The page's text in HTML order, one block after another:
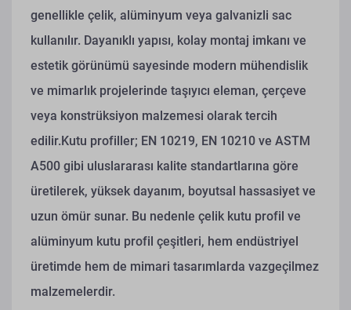
genellikle çelik, alüminyum veya galvanizli sac
kullanılır. Dayanıklı yapısı, kolay montaj imkanı ve
estetik görünümü sayesinde modern mühendislik
ve mimarlık projelerinde taşıyıcı eleman, çerçeve
veya konstrüksiyon malzemesi olarak tercih
edilir. Kutu profiller; EN 10219, EN 10210 ve ASTM
A500 gibi uluslararası kalite standartlarına göre
üretilerek, yüksek dayanım, boyutsal hassasiyet ve
uzun ömür sunar. Bu nedenle çelik kutu profil ve
alüminyum kutu profil çeşitleri, hem endüstriyel
üretimde hem de mimari tasarımlarda vazgeçilmez
malzemelerdir.